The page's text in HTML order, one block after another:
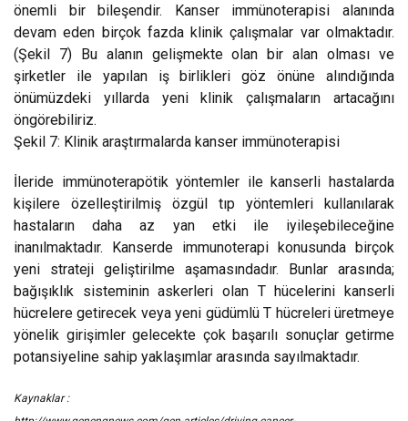
önemli bir bileşendir. Kanser immünoterapisi alanında
devam eden birçok fazda klinik çalışmalar var olmaktadır.
(Şekil 7) Bu alanın gelişmekte olan bir alan olması ve
şirketler ile yapılan iş birlikleri göz önüne alındığında
önümüzdeki yıllarda yeni klinik çalışmaların artacağını
öngörebiliriz.
Şekil 7: Klinik araştırmalarda kanser immünoterapisi
İleride immünoterapötik yöntemler ile kanserli hastalarda
kişilere özelleştirilmiş özgül tıp yöntemleri kullanılarak
hastaların daha az yan etki ile iyileşebileceğine
inanılmaktadır. Kanserde immunoterapi konusunda birçok
yeni strateji geliştirilme aşamasındadır. Bunlar arasında;
bağışıklık sisteminin askerleri olan T hücelerini kanserli
hücrelere getirecek veya yeni güdümlü T hücreleri üretmeye
yönelik girişimler gelecekte çok başarılı sonuçlar getirme
potansiyeline sahip yaklaşımlar arasında sayılmaktadır.
Kaynaklar :